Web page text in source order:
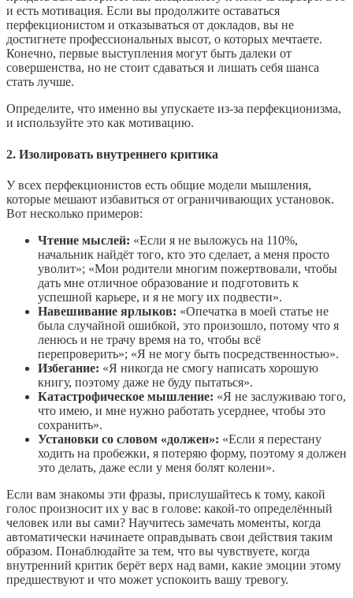
и есть мотивация. Если вы продолжите оставаться
перфекционистом и отказываться от докладов, вы не
достигнете профессиональных высот, о которых мечтаете.
Конечно, первые выступления могут быть далеки от
совершенства, но не стоит сдаваться и лишать себя шанса
стать лучше.
Определите, что именно вы упускаете из‑за перфекционизма,
и используйте это как мотивацию.
2. Изолировать внутреннего критика
У всех перфекционистов есть общие модели мышления,
которые мешают избавиться от ограничивающих установок.
Вот несколько примеров:
Чтение мыслей: «Если я не выложусь на 110%,
начальник найдёт того, кто это сделает, а меня просто
уволит»; «Мои родители многим пожертвовали, чтобы
дать мне отличное образование и подготовить к
успешной карьере, и я не могу их подвести».
Навешивание ярлыков: «Опечатка в моей статье не
была случайной ошибкой, это произошло, потому что я
ленюсь и не трачу время на то, чтобы всё
перепроверить»; «Я не могу быть посредственностью».
Избегание: «Я никогда не смогу написать хорошую
книгу, поэтому даже не буду пытаться».
Катастрофическое мышление: «Я не заслуживаю того,
что имею, и мне нужно работать усерднее, чтобы это
сохранить».
Установки со словом «должен»: «Если я перестану
ходить на пробежки, я потеряю форму, поэтому я должен
это делать, даже если у меня болят колени».
Если вам знакомы эти фразы, прислушайтесь к тому, какой
голос произносит их у вас в голове: какой‑то определённый
человек или вы сами? Научитесь замечать моменты, когда
автоматически начинаете оправдывать свои действия таким
образом. Понаблюдайте за тем, что вы чувствуете, когда
внутренний критик берёт верх над вами, какие эмоции этому
предшествуют и что может успокоить вашу тревогу.